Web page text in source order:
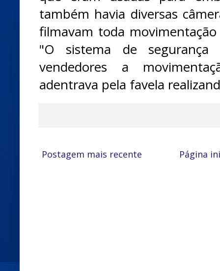
também havia diversas
filmavam toda
"O sistema de
vendedores a
adentrava pela favela
Postagem mais recente Página